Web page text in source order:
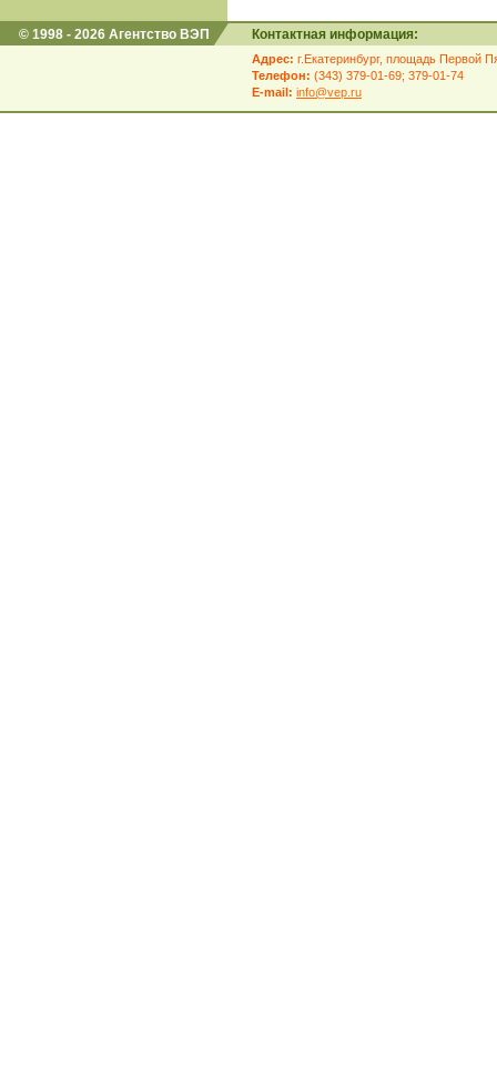
© 1998 - 2026 Агентство ВЭП Контактная информация:
Адрес: г.Екатеринбург, площадь Первой
Телефон: (343) 379-01-69; 379-01-74
E-mail: info@vep.ru